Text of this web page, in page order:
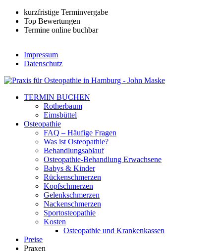
kurzfristige Terminvergabe
Top Bewertungen
Termine online buchbar
Impressum
Datenschutz
TERMIN BUCHEN
Rotherbaum
Eimsbüttel
Osteopathie
FAQ – Häufige Fragen
Was ist Osteopathie?
Behandlungsablauf
Osteopathie-Behandlung Erwachsene
Babys & Kinder
Rückenschmerzen
Kopfschmerzen
Gelenkschmerzen
Nackenschmerzen
Sportosteopathie
Kosten
Osteopathie und Krankenkassen
Preise
Praxen